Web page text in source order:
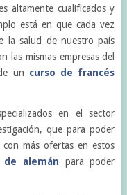
altamente cualificados y
está en que cada vez
la salud de nuestro país
las mismas empresas del
un curso de francés
en el sector
que para poder
más ofertas en estos
de alemán para poder